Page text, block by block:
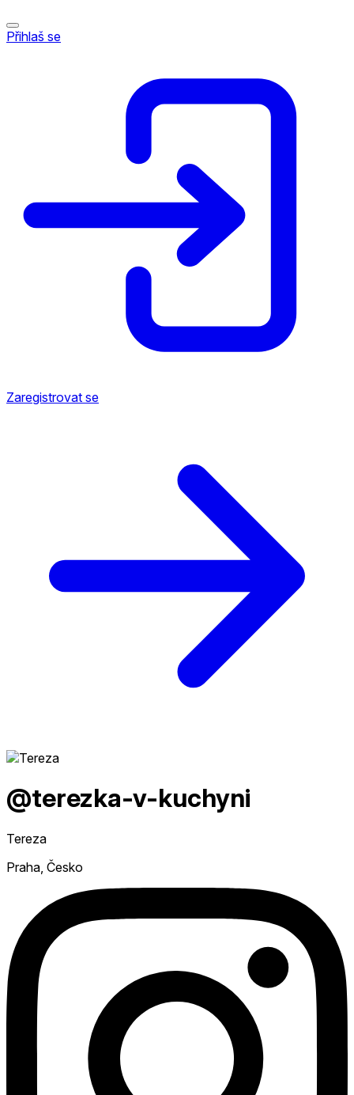
Přihlaš se
Zaregistrovat se
@terezka-v-kuchyni
Tereza
Praha, Česko